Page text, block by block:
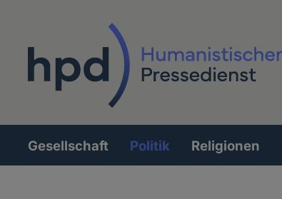
Hauptnavigation
Gesellschaft Politik Religionen